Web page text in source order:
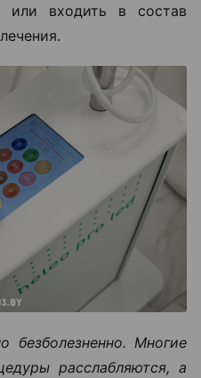
или входить в состав
безболезненно. Многие
расслабляются, а